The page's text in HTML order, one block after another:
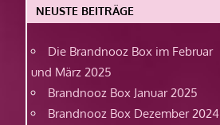
NEUSTE BEITRÄGE
Die Brandnooz Box im Februar
und März 2025
Brandnooz Box Januar 2025
Brandnooz Box Dezember 2024